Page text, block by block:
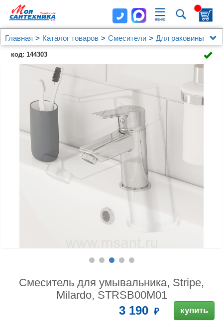
Главная Каталог товаров Смесители
Для раковины
Смеситель для умывальника, Stripe, Milardo,
STRSB00M01
код: 144303
Смеситель для умывальника, Stripe,
Milardo, STRSB00M01
3 190 купить